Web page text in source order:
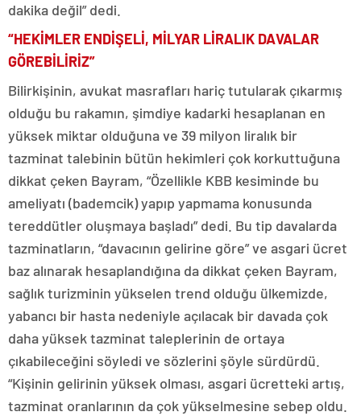
dakika değil” dedi.
“HEKİMLER ENDİŞELİ, MİLYAR LİRALIK DAVALAR
GÖREBİLİRİZ”
Bilirkişinin, avukat masrafları hariç tutularak çıkarmış
olduğu bu rakamın, şimdiye kadarki hesaplanan en
yüksek miktar olduğuna ve 39 milyon liralık bir
tazminat talebinin bütün hekimleri çok korkuttuğuna
dikkat çeken Bayram, “Özellikle KBB kesiminde bu
ameliyatı (bademcik) yapıp yapmama konusunda
tereddütler oluşmaya başladı” dedi. Bu tip davalarda
tazminatların, “davacının gelirine göre” ve asgari ücret
baz alınarak hesaplandığına da dikkat çeken Bayram,
sağlık turizminin yükselen trend olduğu ülkemizde,
yabancı bir hasta nedeniyle açılacak bir davada çok
daha yüksek tazminat taleplerinin de ortaya
çıkabileceğini söyledi ve sözlerini şöyle sürdürdü.
“Kişinin gelirinin yüksek olması, asgari ücretteki artış,
tazminat oranlarının da çok yükselmesine sebep oldu.